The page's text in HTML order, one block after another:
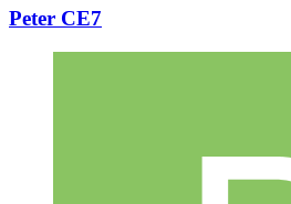
Peter CE7